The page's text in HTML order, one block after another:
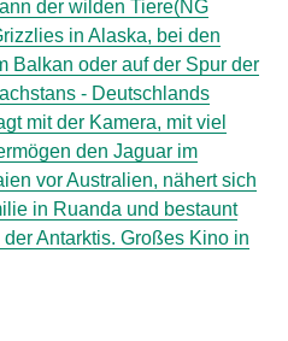
der wilden Tiere(NG
in Alaska, bei den
Balkan oder auf der Spur der
- Deutschlands
mit der Kamera, mit viel
den Jaguar im
vor Australien, nähert sich
in Ruanda und bestaunt
Antarktis. Großes Kino in